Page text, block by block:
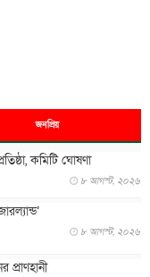
জনপ্রিয়
কমিটি ঘোষণা
৮ আগস্ট, ২০২৬
৮ আগস্ট, ২০২৬